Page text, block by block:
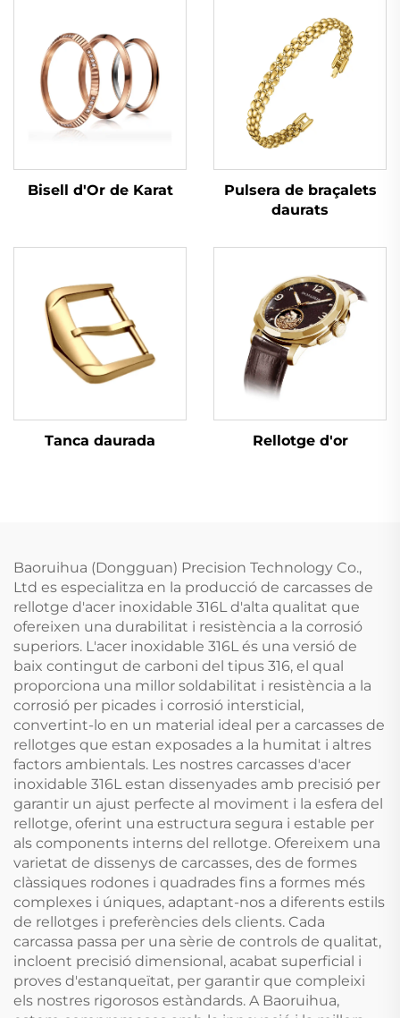
Bisell d'Or de Karat
Pulsera de braçalets
daurats
Tanca daurada Rellotge d'or
Baoruihua (Dongguan) Precision Technology Co.,
Ltd es especialitza en la producció de carcasses de
rellotge d'acer inoxidable 316L d'alta qualitat que
ofereixen una durabilitat i resistència a la corrosió
superiors. L'acer inoxidable 316L és una versió de
baix contingut de carboni del tipus 316, el qual
proporciona una millor soldabilitat i resistència a la
corrosió per picades i corrosió intersticial,
convertint-lo en un material ideal per a carcasses de
rellotges que estan exposades a la humitat i altres
factors ambientals. Les nostres carcasses d'acer
inoxidable 316L estan dissenyades amb precisió per
garantir un ajust perfecte al moviment i la esfera del
rellotge, oferint una estructura segura i estable per
als components interns del rellotge. Ofereixem una
varietat de dissenys de carcasses, des de formes
clàssiques rodones i quadrades fins a formes més
complexes i úniques, adaptant-nos a diferents estils
de rellotges i preferències dels clients. Cada
carcassa passa per una sèrie de controls de qualitat,
incloent precisió dimensional, acabat superficial i
proves d'estanqueïtat, per garantir que compleixi
els nostres rigorosos estàndards. A Baoruihua,